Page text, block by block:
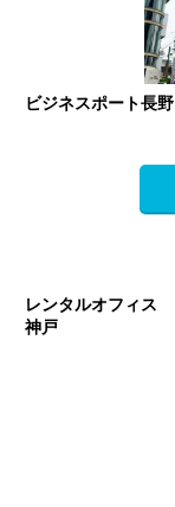
ビジネスポート長野
レンタルオフィス
神戸